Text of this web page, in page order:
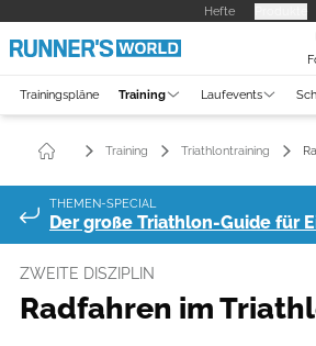
Hefte
Trainingspläne Training Laufevents
Training Triathlontraining
THEMEN-SPECIAL
Der große Triathlon-Guide für
ZWEITE DISZIPLIN
Radfahren im